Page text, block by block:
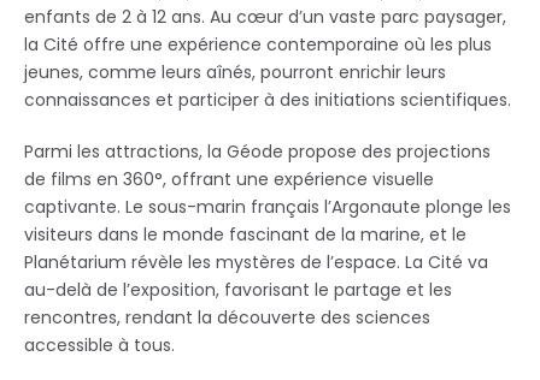
enfants de 2 à 12 ans. Au cœur d’un vaste parc paysager,
la Cité offre une expérience contemporaine où les plus
jeunes, comme leurs aînés, pourront enrichir leurs
connaissances et participer à des initiations scientifiques.
Parmi les attractions, la Géode propose des projections
de films en 360°, offrant une expérience visuelle
captivante. Le sous-marin français l’Argonaute plonge les
visiteurs dans le monde fascinant de la marine, et le
Planétarium révèle les mystères de l’espace. La Cité va
au-delà de l’exposition, favorisant le partage et les
rencontres, rendant la découverte des sciences
accessible à tous.